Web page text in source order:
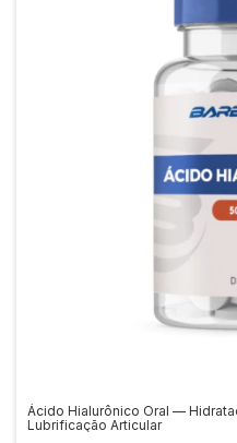
Ácido Hialurônico Oral —
Lubrificação Articular